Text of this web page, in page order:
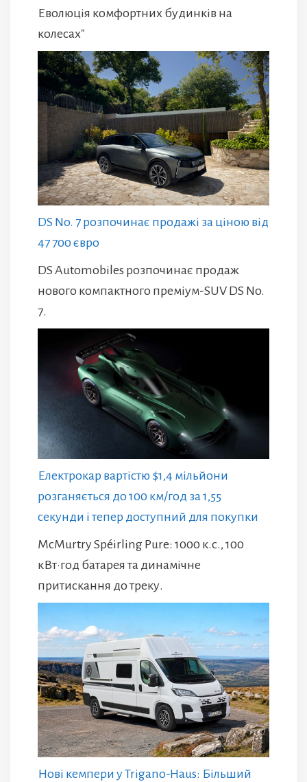
Еволюція комфортних будинків на
колесах"
DS No. 7 розпочинає продажі за ціною від
47 700 євро
DS Automobiles розпочинає продаж
нового компактного преміум-SUV DS No.
7.
Електрокар вартістю $1,4 мільйони
розганяється до 100 км/год за 1,55
секунди і тепер доступний для покупки
McMurtry Spéirling Pure: 1000 к.с., 100
кВт·год батарея та динамічне
притискання до треку.
Нові кемпери у Trigano-Haus: Більший